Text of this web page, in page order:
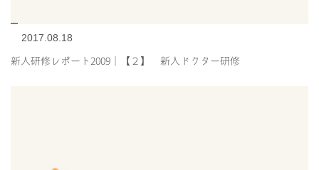
2017.08.18
新人研修レポート2009｜【２】 新人ドクター研修